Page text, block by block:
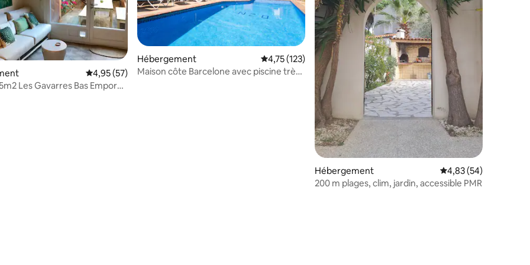
base de 109 commentaires : 4,74 sur 5
Évaluation moyenne sur la base de 57 commentaires : 4,95 sur 5
4,95 (57)
Les Gavarres Bas Empordà
Hébergement Évaluation moyenne sur la base de 123 commentaires : 4,75 sur 5
4,75 (123)
Maison côte Barcelone avec piscine très
Hébergement Évaluation moyenne
4,83 (54)
200 m plages, clim, jardin, accessible PMR